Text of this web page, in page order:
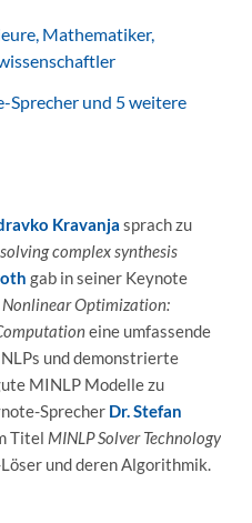
Mathematiker,
Sprecher und 5 weitere
Kravanja sprach zu
complex synthesis
gab in seiner Keynote
Optimization:
eine umfassende
und demonstrierte
MINLP Modelle zu
Sprecher Dr. Stefan
Titel MINLP Solver Technology
und deren Algorithmik.